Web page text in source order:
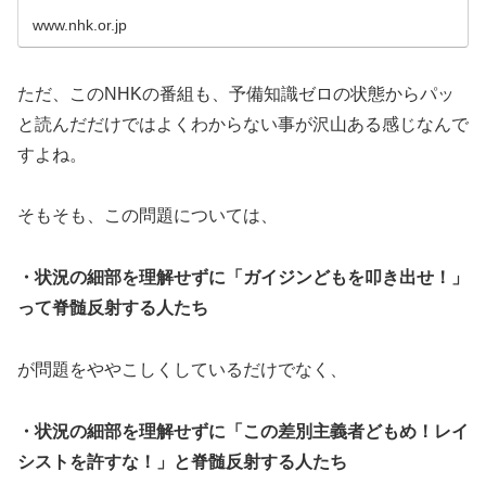
www.nhk.or.jp
ただ、このNHKの番組も、予備知識ゼロの状態からパッ
と読んだだけではよくわからない事が沢山ある感じなんで
すよね。
そもそも、この問題については、
・状況の細部を理解せずに「ガイジンどもを叩き出せ！」
って脊髄反射する人たち
が問題をややこしくしているだけでなく、
・状況の細部を理解せずに「この差別主義者どもめ！レイ
シストを許すな！」と脊髄反射する人たち